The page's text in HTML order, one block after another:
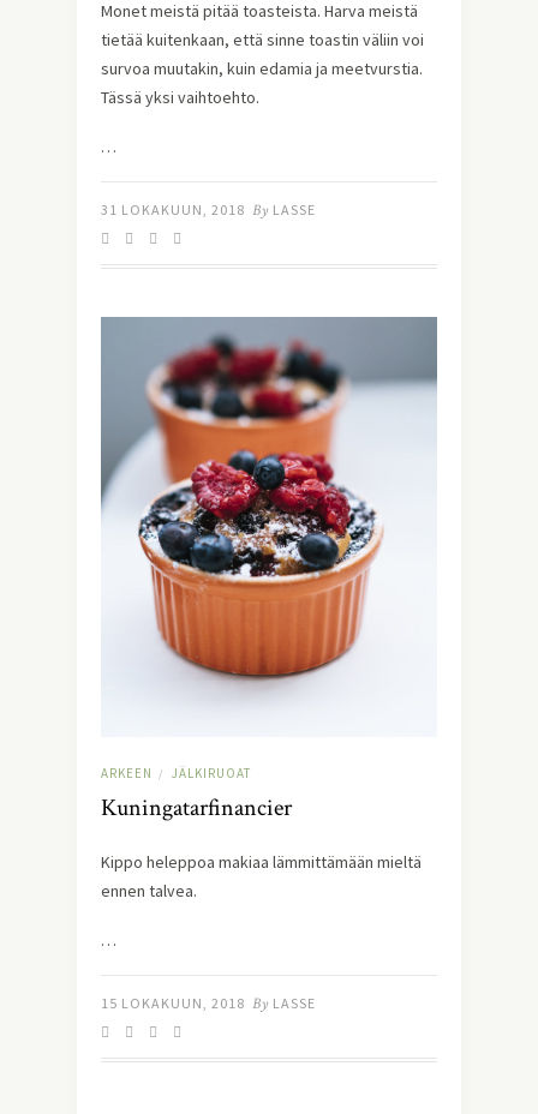
Monet meistä pitää toasteista. Harva meistä
tietää kuitenkaan, että sinne toastin väliin voi
survoa muutakin, kuin edamia ja meetvurstia.
Tässä yksi vaihtoehto.
…
31 LOKAKUUN, 2018 By LASSE
ARKEEN / JÄLKIRUOAT
Kuningatarfinancier
Kippo heleppoa makiaa lämmittämään mieltä
ennen talvea.
…
15 LOKAKUUN, 2018 By LASSE